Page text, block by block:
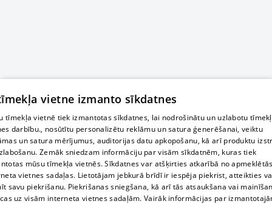
vietne izmanto sīkdatnes
tīmekļa vietnē tiek izmantotas sīkdatnes, lai nodrošinātu un uzlabotu
darbību., nosūtītu personalizētu reklāmu un satura ģenerēšanai, veiktu
un satura mērījumus, auditorijas datu apkopošanu, kā arī produktu
Zemāk sniedzam informāciju par visām sīkdatnēm, kuras tiek
mūsu tīmekļa vietnēs. Sīkdatnes var atšķirties atkarībā no
vietnes sadaļas. Lietotājam jebkurā brīdī ir iespēja piekrist, atteikties
savu piekrišanu. Piekrišanas sniegšana, kā arī tās atsaukšana vai
uz visām interneta vietnes sadaļām. Vairāk informācijas par